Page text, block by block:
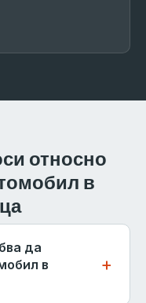
относно
в
да
в